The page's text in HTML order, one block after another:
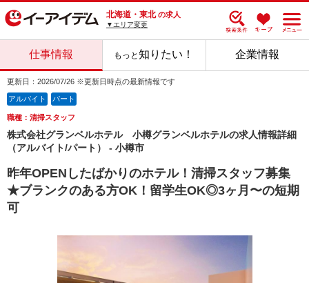
北海道・東北 の求人
▼エリア変更
仕事情報 もっと知りたい！ 企業情報
更新日：2026/07/26 ※更新日時点の最新情報です
アルバイト パート
職種：清掃スタッフ
株式会社グランベルホテル 小樽グランベルホテルの求人情報詳細
（アルバイト/パート） - 小樽市
昨年OPENしたばかりのホテル！清掃スタッフ募集
★ブランクのある方OK！留学生OK◎3ヶ月〜の短期
可